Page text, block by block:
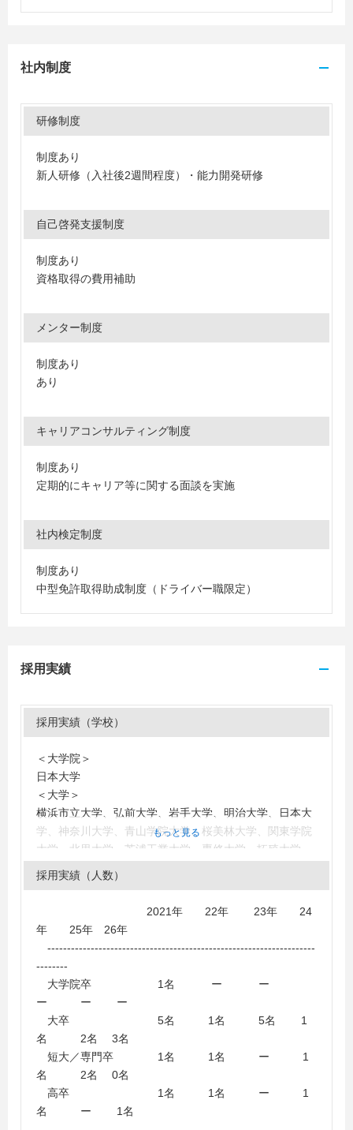
社内制度
研修制度
制度あり
新人研修（入社後2週間程度）・能力開発研修
自己啓発支援制度
制度あり
資格取得の費用補助
メンター制度
制度あり
あり
キャリアコンサルティング制度
制度あり
定期的にキャリア等に関する面談を実施
社内検定制度
制度あり
中型免許取得助成制度（ドライバー職限定）
採用実績
採用実績（学校）
＜大学院＞
日本大学
＜大学＞
横浜市立大学、弘前大学、岩手大学、明治大学、日本大
学、神奈川大学、青山学院大学、桜美林大学、関東学院
大学、北里大学、芝浦工業大学、専修大学、拓殖大学、
帝京大学、帝京平成大学、東海大学、東京未来大学、東
洋大学、名城大学、明星大学、横浜商科大学、桐蔭横浜
校、東京綜合写真専門学校、日本工学院専門学校、桐生
もっと見る
採用実績（人数）
2021年 22年 23年 24
年 25年 26年
--------------------------------------------------------------------
--------
大学院卒 1名 ー ー
ー ー ー
大卒 5名 1名 5名 1
名 2名 3名
短大／専門卒 1名 1名 ー 1
名 2名 0名
高卒 1名 1名 ー 1
名 ー 1名